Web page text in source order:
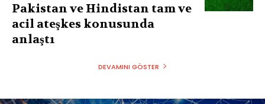
Pakistan ve Hindistan tam ve
acil ateşkes konusunda
anlaştı
DEVAMINI GÖSTER